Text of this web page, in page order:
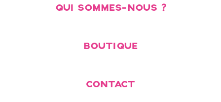
QUI SOMMES-NOUS ?
BOUTIQUE
CONTACT